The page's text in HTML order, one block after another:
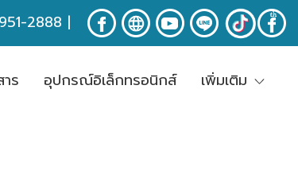
2888 |
ร อุปกรณ์อิเล็กทรอนิกส์ เพิ่มเติม